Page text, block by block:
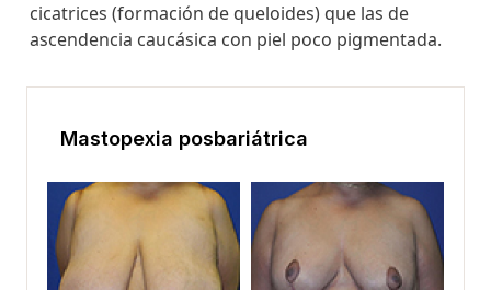
cicatrices (formación de queloides) que las de
ascendencia caucásica con piel poco pigmentada.
Mastopexia posbariátrica